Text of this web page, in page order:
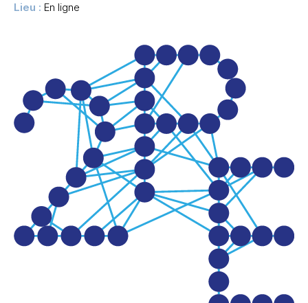
Lieu : En ligne